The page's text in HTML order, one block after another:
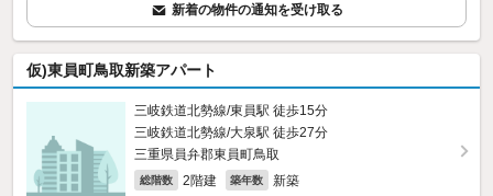
新着の物件の通知を受け取る
仮)東員町鳥取新築アパート
三岐鉄道北勢線/東員駅 徒歩15分
三岐鉄道北勢線/大泉駅 徒歩27分
三重県員弁郡東員町鳥取
総階数 2階建 築年数 新築